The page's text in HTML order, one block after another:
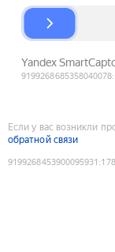
Если у вас возникли
обратной связи
9199268453900095931 :